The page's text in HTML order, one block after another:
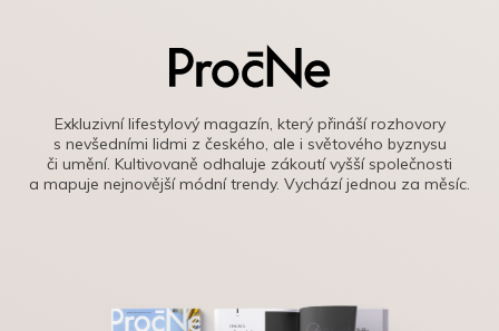
Exkluzivní lifestylový magazín, který přináší rozhovory
s nevšedními lidmi z českého, ale i světového byznysu
či umění. Kultivovaně odhaluje zákoutí vyšší společnosti
a mapuje nejnovější módní trendy. Vychází jednou za měsíc.